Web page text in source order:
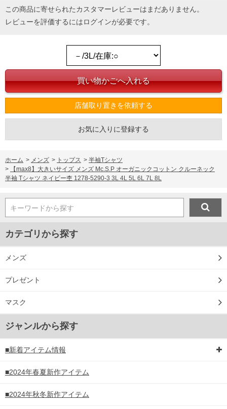
この商品に寄せられたカスタマーレビューはまだありません。
レビューを評価するにはログインが必要です。
店舗取り置きを依頼する
お気に入りに登録する
ホーム > メンズ > トップス > 半袖Tシャツ
>
【max8】大きいサイズ メンズ Mc.S.P オーガニックコットン クルーネック
半袖 Tシャツ ネイビー杢 1278-5290-3 3L 4L 5L 6L 7L 8L
キーワードから探す
カテゴリから探す
メンズ
プレゼント
マスク
ジャンルから探す
■新着アイテム情報
■2024年春夏新作アイテム
■2024年秋冬新作アイテム